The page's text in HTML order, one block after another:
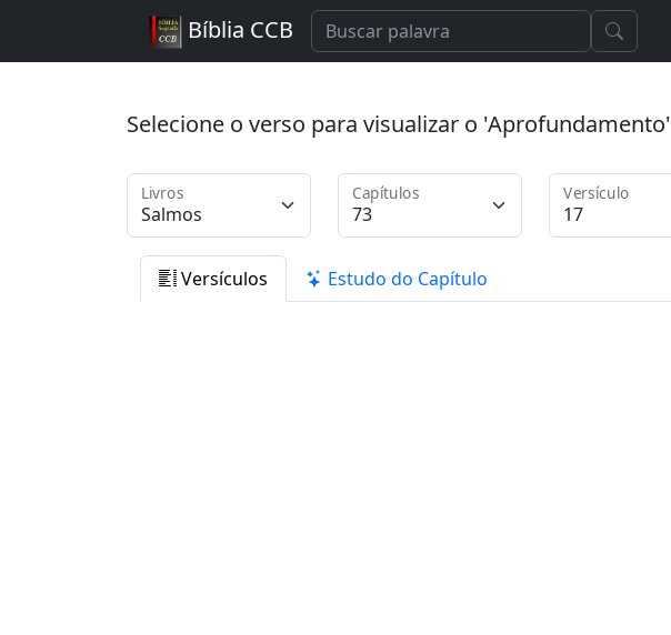
Bíblia CCB
Selecione o verso para visualizar o 'Aprofundamento'
Livros Capítulos Versículo
Versículos Estudo do Capítulo